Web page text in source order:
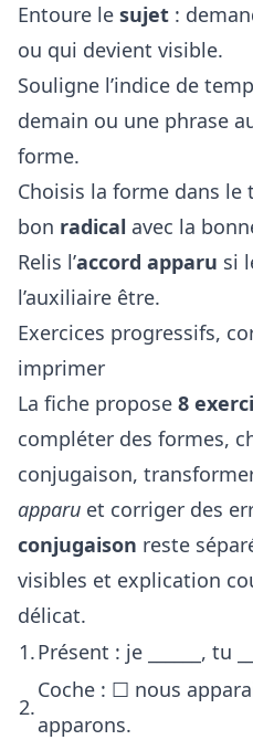
Entoure le sujet :
ou qui devient visible.
Souligne l’indice de
demain ou une phrase
forme.
Choisis la forme dans
bon radical avec la
Relis l’accord apparu si
l’auxiliaire être.
Exercices progressifs,
imprimer
La fiche propose 8
compléter des formes,
conjugaison,
apparu et corriger des
conjugaison reste
visibles et explication
délicat.
1.Présent : je ______, tu
2.
Coche : ☐ nous
apparons.